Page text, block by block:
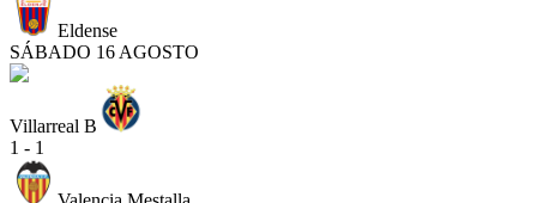
Eldense
SÁBADO 16 AGOSTO
Villarreal B
1 - 1